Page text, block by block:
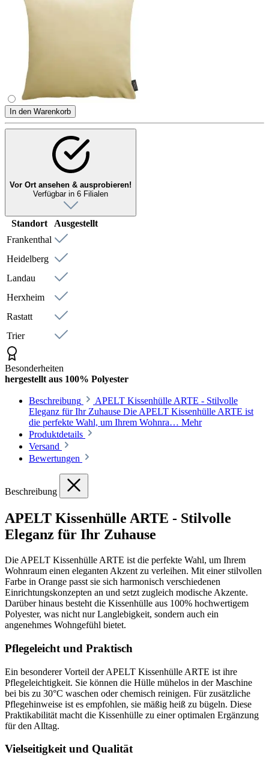
In den Warenkorb
Vor Ort ansehen & ausprobieren!
Verfügbar in 6 Filialen
Standort
Ausgestellt
Frankenthal
Heidelberg
Landau
Herxheim
Rastatt
Trier
Besonderheiten
hergestellt aus 100% Polyester
Beschreibung
APELT Kissenhülle ARTE - Stilvolle
Eleganz für Ihr Zuhause Die APELT Kissenhülle ARTE ist
die perfekte Wahl, um Ihrem Wohnra… Mehr
Produktdetails
Versand
Bewertungen
Beschreibung
APELT Kissenhülle ARTE - Stilvolle
Eleganz für Ihr Zuhause
Die APELT Kissenhülle ARTE ist die perfekte Wahl, um Ihrem
Wohnraum einen eleganten Akzent zu verleihen. Mit einer stilvollen
Farbe in Orange passt sie sich harmonisch verschiedenen
Einrichtungskonzepten an und setzt zugleich modische Akzente.
Darüber hinaus besteht die Kissenhülle aus 100% hochwertigem
Polyester, was nicht nur Langlebigkeit, sondern auch ein
angenehmes Wohngefühl bietet.
Pflegeleicht und Praktisch
Ein besonderer Vorteil der APELT Kissenhülle ARTE ist ihre
Pflegeleichtigkeit. Sie können die Hülle mühelos in der Maschine
bei bis zu 30°C waschen oder chemisch reinigen. Für zusätzliche
Pflegehinweise ist es empfohlen, sie mäßig heiß zu bügeln. Diese
Praktikabilität macht die Kissenhülle zu einer optimalen Ergänzung
für den Alltag.
Vielseitigkeit und Qualität